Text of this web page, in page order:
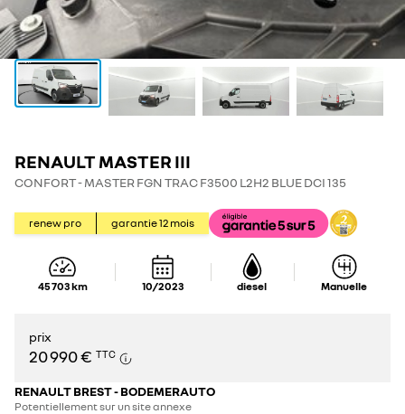
RENAULT MASTER III
CONFORT - MASTER FGN TRAC F3500 L2H2 BLUE DCI 135
renew pro garantie12 mois
45 703km 10/2023 diesel Manuelle
prix
20 990 € TTC
RENAULT BREST - BODEMERAUTO
Potentiellement sur un site annexe